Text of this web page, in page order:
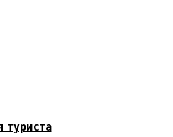
туриста